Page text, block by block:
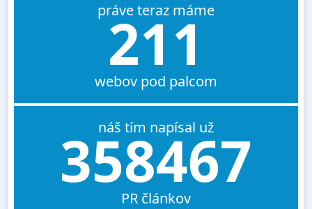
práve teraz máme
211
webov pod palcom
náš tím napísal už
358467
PR článkov